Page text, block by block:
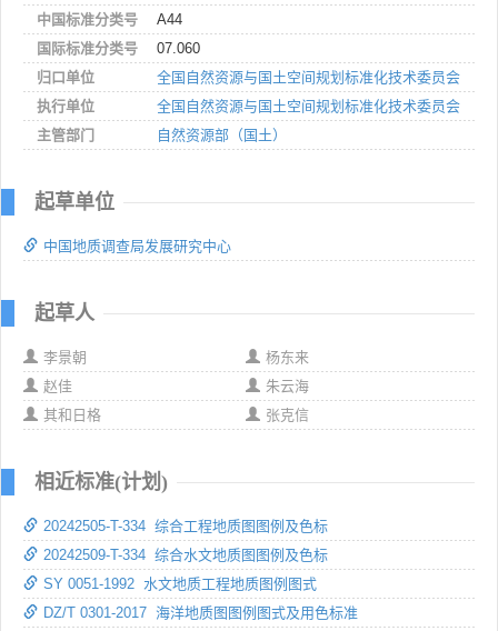
中国标准分类号
A44
国际标准分类号
07.060
归口单位
全国自然资源与国土空间规划标准化技术委员会
执行单位
全国自然资源与国土空间规划标准化技术委员会
主管部门
自然资源部（国土）
起草单位
中国地质调查局发展研究中心
起草人
李景朝
杨东来
赵佳
朱云海
其和日格
张克信
相近标准(计划)
20242505-T-334 综合工程地质图图例及色标
20242509-T-334 综合水文地质图图例及色标
SY 0051-1992 水文地质工程地质图例图式
DZ/T 0301-2017 海洋地质图图例图式及用色标准